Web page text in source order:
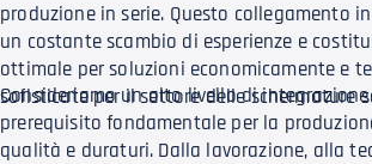
produzione in serie. Questo collegamento
un costante scambio di esperienze e
ottimale per soluzioni economicamente e
sofisticate per il settore delle schermature
Consideriamo un alto livello di
prerequisito fondamentale per la
qualità e duraturi. Dalla lavorazione, alla